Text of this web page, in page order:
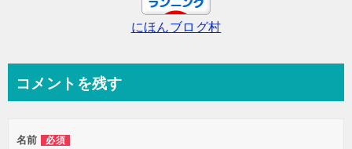
ン
にほんブログ村
コメントを残す
名前 必須